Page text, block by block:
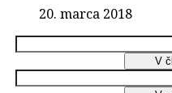
20. marca 2018